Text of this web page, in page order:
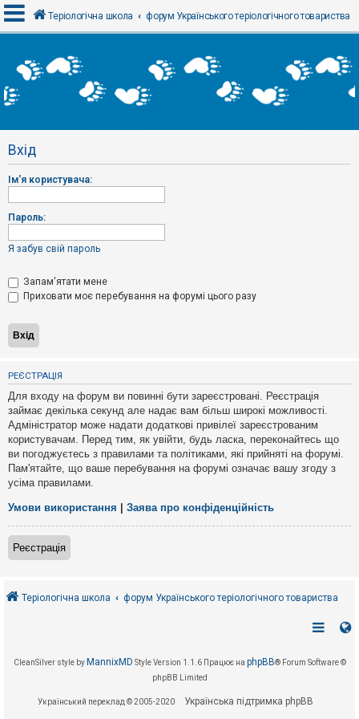
х
і
Р
є
т
р
а
і
Т
м
и
б
з
в
і
д
п
о
в
і
д
е
й
А
к
т
и
і
Теріологічна школа форум Українського теріологічного товариства
Вхід
Ім'я користувача:
Пароль:
Я забув свій пароль
Запам'ятати мене
Приховати моє перебування на форумі цього разу
РЕЄСТРАЦІЯ
Для входу на форум ви повинні бути зареєстровані. Реєстрація
займає декілька секунд але надає вам більш широкі можливості.
Адміністратор може надати додаткові привілеї зареєстрованим
користувачам. Перед тим, як увійти, будь ласка, переконайтесь що
ви погоджуєтесь з правилами та політиками, які прийняті на форумі.
Пам'ятайте, що ваше перебування на форумі означає вашу згоду з
усіма правилами.
Умови використання Заява про конфіденційність
Реєстрація
Теріологічна школа форум Українського теріологічного товариства
CleanSilver style by MannixMD Style Version 1.1.6 Працює на phpBB® Forum Software ©
phpBB Limited
Український переклад © 2005-2020 Українська підтримка phpBB